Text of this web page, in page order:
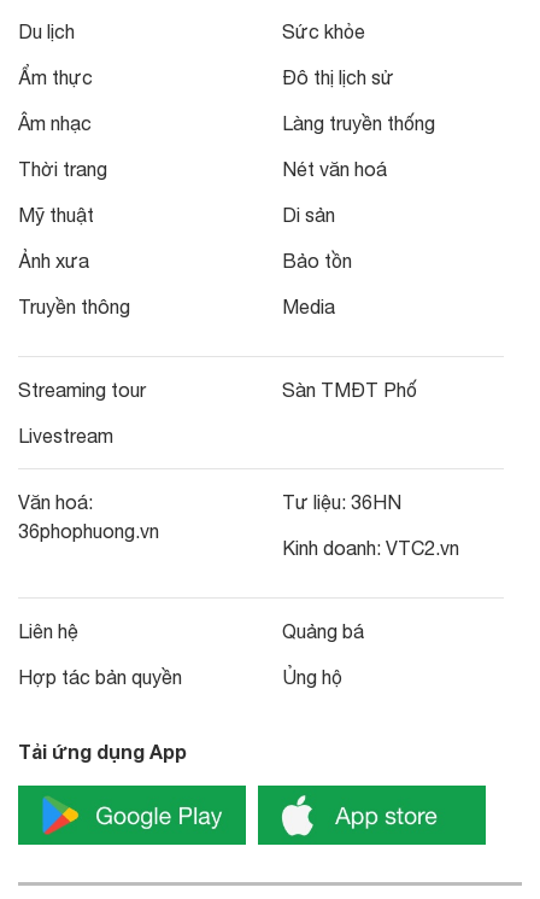
Du lịch
Ẩm thực
Âm nhạc
Thời trang
Mỹ thuật
Ảnh xưa
Truyền thông
Sức khỏe
Đô thị lịch sử
Làng truyền thống
Nét văn hoá
Di sản
Bảo tồn
Media
Streaming tour
Livestream
Sàn TMĐT Phố
Văn hoá:
36phophuong.vn
Tư liệu: 36HN
Kinh doanh: VTC2.vn
Liên hệ
Hợp tác bản quyền
Quảng bá
Ủng hộ
Tải ứng dụng App